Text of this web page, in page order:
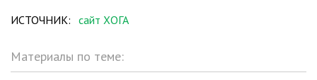
ИСТОЧНИК: сайт ХОГА
Материалы по теме: